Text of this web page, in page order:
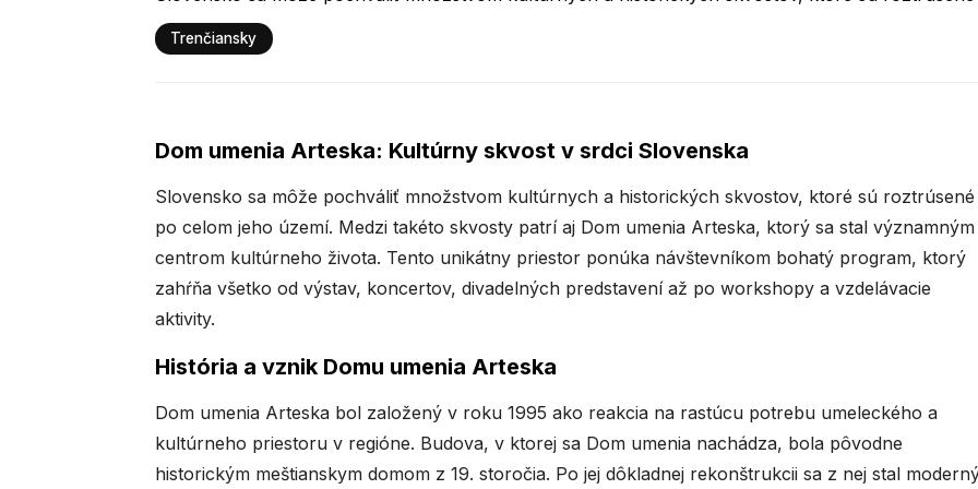
Trenčiansky
Dom umenia Arteska: Kultúrny skvost v srdci Slovenska
Slovensko sa môže pochváliť množstvom kultúrnych a historických skvostov, ktoré sú roztrúsené
po celom jeho území. Medzi takéto skvosty patrí aj Dom umenia Arteska, ktorý sa stal významným
centrom kultúrneho života. Tento unikátny priestor ponúka návštevníkom bohatý program, ktorý
zahŕňa všetko od výstav, koncertov, divadelných predstavení až po workshopy a vzdelávacie
aktivity.
História a vznik Domu umenia Arteska
Dom umenia Arteska bol založený v roku 1995 ako reakcia na rastúcu potrebu umeleckého a
kultúrneho priestoru v regióne. Budova, v ktorej sa Dom umenia nachádza, bola pôvodne
historickým meštianskym domom z 19. storočia. Po jej dôkladnej rekonštrukcii sa z nej stal